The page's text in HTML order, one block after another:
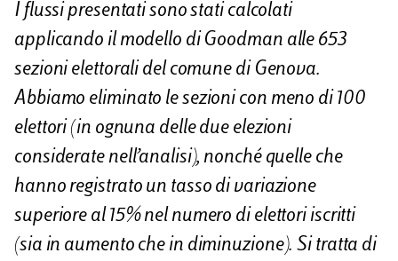
I flussi presentati sono stati calcolati
applicando il modello di Goodman alle 653
sezioni elettorali del comune di Genova.
Abbiamo eliminato le sezioni con meno di 100
elettori (in ognuna delle due elezioni
considerate nell’analisi), nonché quelle che
hanno registrato un tasso di variazione
superiore al 15% nel numero di elettori iscritti
(sia in aumento che in diminuzione). Si tratta di